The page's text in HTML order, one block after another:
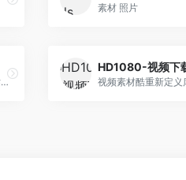
素材 照片
VJ师网是中国领先的视频素材、AE模板的交易及下载网站，在这里设计师可以快速赚钱，买方可以快速找到所需素材。
HD1080-视频下
视频素材酷重新定